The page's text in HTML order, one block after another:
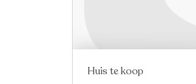
Nieuw Virtual tour
Huis te koop